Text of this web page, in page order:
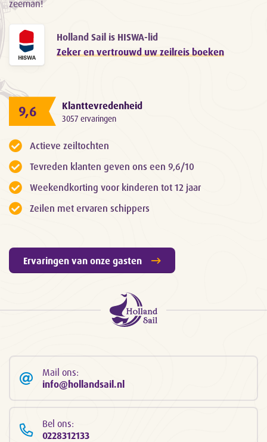
zeeman!
Holland Sail is HISWA-lid
Zeker en vertrouwd uw zeilreis boeken
9,6 Klanttevredenheid
3057 ervaringen
Actieve zeiltochten
Tevreden klanten geven ons een 9,6/10
Weekendkorting voor kinderen tot 12 jaar
Zeilen met ervaren schippers
Ervaringen van onze gasten
Mail ons:
info@hollandsail.nl
Bel ons:
0228312133